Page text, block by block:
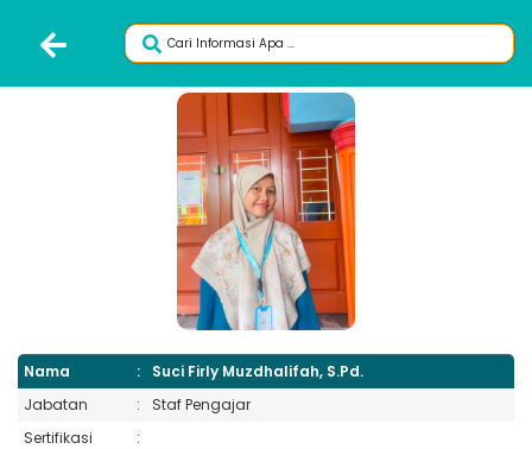
Nama :
Suci Firly Muzdhalifah, S.Pd.
Jabatan
:
Staf Pengajar
Sertifikasi
: